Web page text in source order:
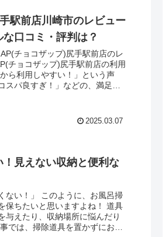
駅前店川崎市のレビュー
口コミ・評判は？
チョコザップ)尻手駅前店のレ
パ良すぎ！」などの、満足し
2025.03.07
見えない収納と便利な
に、お風呂掃
ちたいと思いますよね！ 道具
与えたり、収納場所に悩んだり